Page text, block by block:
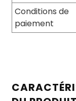
Conditions de
paiement